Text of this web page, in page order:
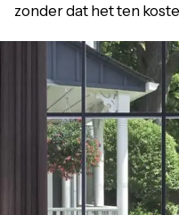
zonder dat het ten